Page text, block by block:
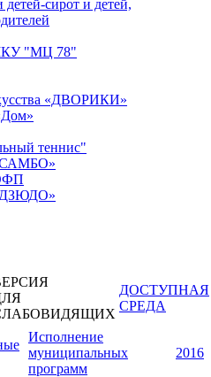
сирот и детей,
"МЦ 78"
«ДВОРИКИ»
теннис"
ДОСТУПНАЯ
СРЕДА
Исполнение
муниципальных
программ
2016